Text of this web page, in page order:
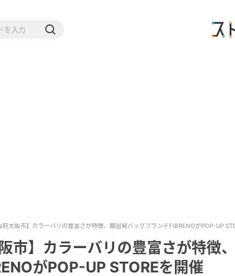
府大阪市】カラーバリの豊富さが特徴、韓国発バッグブランドFIBRENOがPOP-UP
阪市】カラーバリの豊富さが特徴
がPOP-UP STOREを開催